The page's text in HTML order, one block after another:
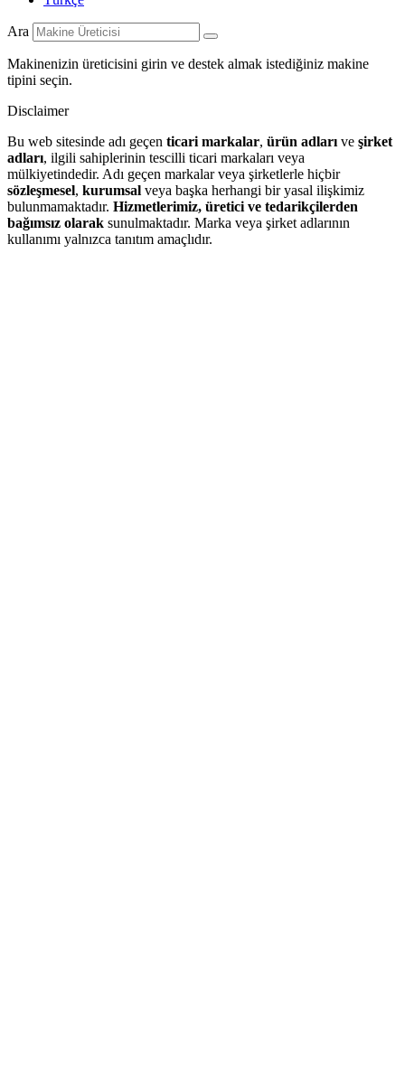
Ara
Makinenizin üreticisini girin ve destek almak istediğiniz makine
tipini seçin.
Disclaimer
Bu web sitesinde adı geçen ticari markalar, ürün adları ve şirket
adları, ilgili sahiplerinin tescilli ticari markaları veya
mülkiyetindedir. Adı geçen markalar veya şirketlerle hiçbir
sözleşmesel, kurumsal veya başka herhangi bir yasal ilişkimiz
bulunmamaktadır. Hizmetlerimiz, üretici ve tedarikçilerden
bağımsız olarak sunulmaktadır. Marka veya şirket adlarının
kullanımı yalnızca tanıtım amaçlıdır.